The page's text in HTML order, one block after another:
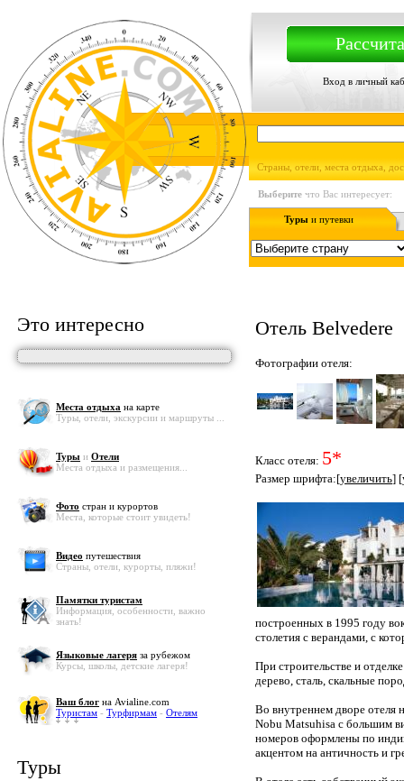
Вход в личный
Страны, отели, места отдыха,
Выберите что Вас интересует:
Туры и путевки
Это интересно
Места отдыха на карте
Туры, отели, экскурсии и маршруты ...
Туры и Отели
Места отдыха и размещения...
Фото стран и курортов
Места, которые стоит увидеть!
Видео путешествия
Страны, отели, курорты, пляжи!
Памятки туристам
Информация, особенности, важно
знать!
Языковые лагеря за рубежом
Курсы, школы, детские лагеря!
Ваш блог на Avialine.com
Туристам - Турфирмам - Отелям
Туры
Отель Belvedere
Фотографии отеля:
Класс отеля: 5*
Размер шрифта:[увеличить] [
построенных в 1995 году
столетия с верандами, с
При строительстве и
дерево, сталь, скальные
Во внутреннем дворе отеля
Nobu Matsuhisa с большим
номеров оформлены по
акцентом на античность и